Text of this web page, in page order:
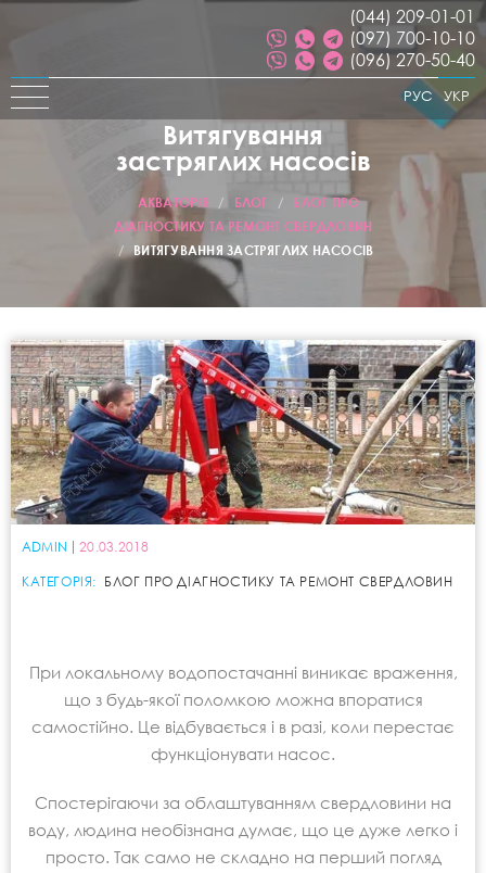
(044) 209-01-01
(097) 700-10-10
(096) 270-50-40
УКР
РУС
Витягування
застряглих насосів
АКВАТОРІЯ / БЛОГ /
БЛОГ ПРО
ДІАГНОСТИКУ ТА РЕМОНТ СВЕРДЛОВИН
/ ВИТЯГУВАННЯ ЗАСТРЯГЛИХ НАСОСІВ
ADMIN 20.03.2018
КАТЕГОРІЯ: БЛОГ ПРО ДІАГНОСТИКУ ТА РЕМОНТ СВЕРДЛОВИН
При локальному водопостачанні виникає враження,
що з будь-якої поломкою можна впоратися
самостійно. Це відбувається і в разі, коли перестає
функціонувати насос.
Спостерігаючи за облаштуванням свердловини на
воду, людина необізнана думає, що це дуже легко і
просто. Так само не складно на перший погляд